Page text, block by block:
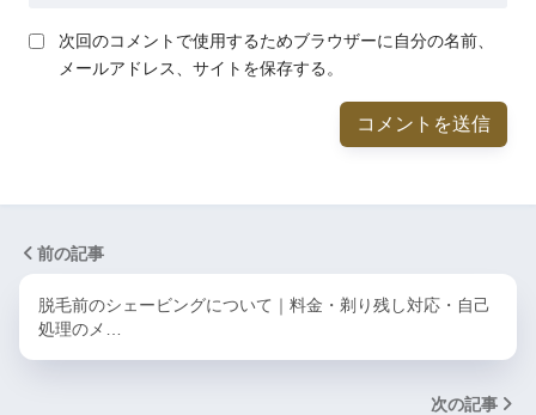
次回のコメントで使用するためブラウザーに自分の名前、
メールアドレス、サイトを保存する。
前の記事
脱毛前のシェービングについて｜料金・剃り残し対応・自己
処理のメ…
次の記事